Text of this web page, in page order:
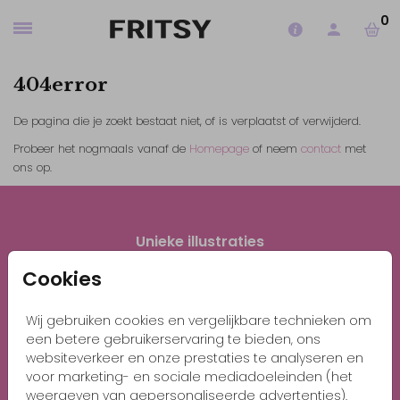
0
Cookies
Wij gebruiken cookies en vergelijkbare technieken om
een betere gebruikerservaring te bieden, ons
websiteverkeer en onze prestaties te analyseren en
voor marketing- en sociale mediadoeleinden (het
weergeven van gepersonaliseerde advertenties).
404error
De pagina die je zoekt bestaat niet, of is verplaatst of verwijderd.
Probeer het nogmaals vanaf de Homepage of neem contact met
ons op.
Unieke illustraties
Veilig winkelen en betalen
Snelle levering